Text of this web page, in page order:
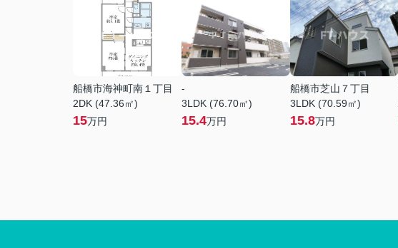
船橋市海神町南１丁目
2DK (47.36㎡)
15万円
-
3LDK (76.70㎡)
15.4万円
船橋市芝山７丁目
3LDK (70.59㎡)
15.8万円